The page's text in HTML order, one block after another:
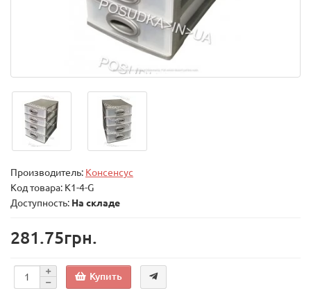
Производитель: Консенсус
Код товара: К1-4-G
Доступность: На складе
281.75грн.
Купить